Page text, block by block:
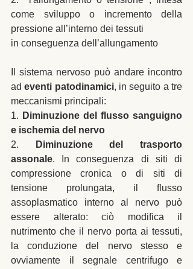
come sviluppo o incremento della
pressione all’interno dei tessuti
in conseguenza dell’allungamento
Il sistema nervoso può andare incontro
ad eventi patodinamici, in seguito a tre
meccanismi principali:
1. Diminuzione del flusso sanguigno
e ischemia del nervo
2.
Diminuzione del trasporto
assonale. In conseguenza di siti di
compressione cronica o di siti di
tensione prolungata, il flusso
assoplasmatico interno al nervo può
essere alterato: ciò modifica il
nutrimento che il nervo porta ai tessuti,
la conduzione del nervo stesso e
ovviamente il segnale centrifugo e